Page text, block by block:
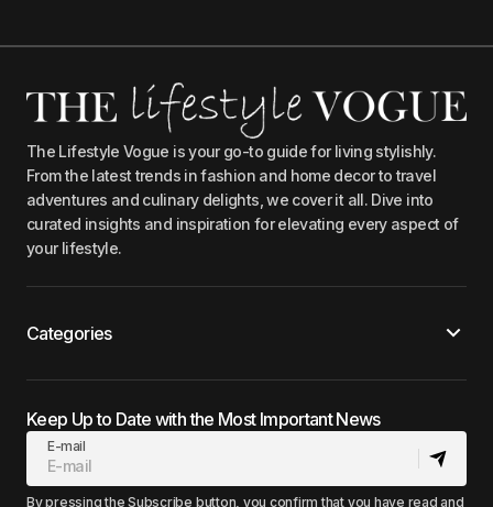
The Lifestyle Vogue is your go-to guide for living stylishly.
From the latest trends in fashion and home decor to travel
adventures and culinary delights, we cover it all. Dive into
curated insights and inspiration for elevating every aspect of
your lifestyle.
Categories
Keep Up to Date with the Most Important News
E-mail
By pressing the Subscribe button, you confirm that you have read and